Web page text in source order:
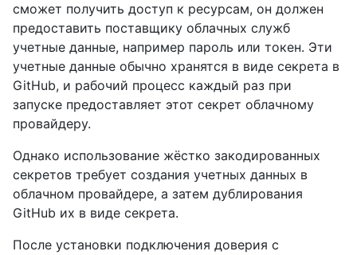
сможет получить доступ к ресурсам, он должен
предоставить поставщику облачных служб
учетные данные, например пароль или токен. Эти
учетные данные обычно хранятся в виде секрета в
GitHub, и рабочий процесс каждый раз при
запуске предоставляет этот секрет облачному
провайдеру.
Однако использование жёстко закодированных
секретов требует создания учетных данных в
облачном провайдере, а затем дублирования
GitHub их в виде секрета.
После установки подключения доверия с